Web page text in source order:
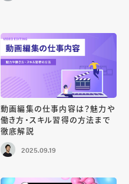
動画編集の仕事内容は？魅力や
働き方・スキル習得の方法まで
徹底解説
2025.09.19